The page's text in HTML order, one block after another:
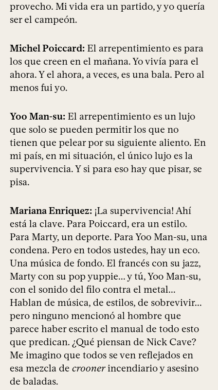
provecho. Mi vida era un partido, y yo quería
ser el campeón.
Michel Poiccard: El arrepentimiento es para
los que creen en el mañana. Yo vivía para el
ahora. Y el ahora, a veces, es una bala. Pero al
menos fui yo.
Yoo Man-su: El arrepentimiento es un lujo
que solo se pueden permitir los que no
tienen que pelear por su siguiente aliento. En
mi país, en mi situación, el único lujo es la
supervivencia. Y si para eso hay que pisar, se
pisa.
Mariana Enriquez: ¡La supervivencia! Ahí
está la clave. Para Poiccard, era un estilo.
Para Marty, un deporte. Para Yoo Man-su, una
condena. Pero en todos ustedes, hay un eco.
Una música de fondo. El francés con su jazz,
Marty con su pop yuppie... y tú, Yoo Man-su,
con el sonido del filo contra el metal...
Hablan de música, de estilos, de sobrevivir...
pero ninguno mencionó al hombre que
parece haber escrito el manual de todo esto
que predican. ¿Qué piensan de Nick Cave?
Me imagino que todos se ven reflejados en
esa mezcla de croonerincendiario y asesino
de baladas.